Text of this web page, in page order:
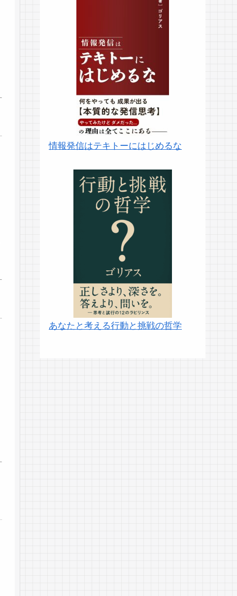
情報発信はテキトーにはじめるな
あなたと考える行動と挑戦の哲学